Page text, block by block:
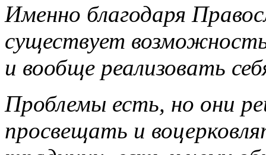
Именно благодаря
существует
и вообще реализовать
Проблемы есть, но они
просвещать и